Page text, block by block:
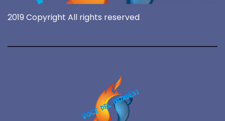
2019 Copyright All rights reserved